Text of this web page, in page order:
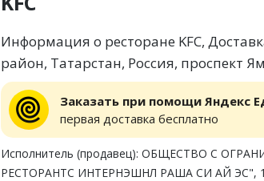
Информация о ресторане KFC,
район, Татарстан, Россия, проспект
Заказать при помощи Яндекс
первая доставка бесплатно
Исполнитель (продавец): ОБЩЕСТВО С
РЕСТОРАНТС ИНТЕРНЭШНЛ РАША СИ АЙ ЭС",